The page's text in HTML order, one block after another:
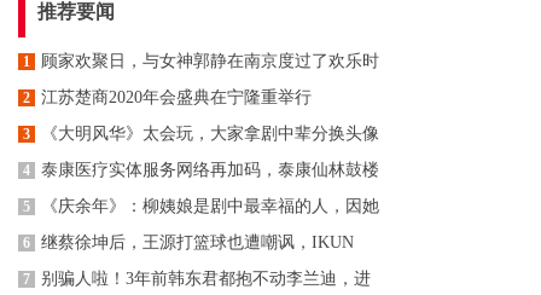
推荐要闻
1 顾家欢聚日，与女神郭静在南京度过了欢乐时
2 江苏楚商2020年会盛典在宁隆重举行
3 《大明风华》太会玩，大家拿剧中辈分换头像
4 泰康医疗实体服务网络再加码，泰康仙林鼓楼
5 《庆余年》：柳姨娘是剧中最幸福的人，因她
6 继蔡徐坤后，王源打篮球也遭嘲讽，IKUN
7 别骗人啦！3年前韩东君都抱不动李兰迪，进